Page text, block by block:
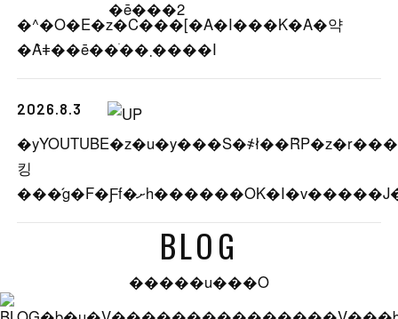
�^�O�E�z�C���[�A�I���K�A�약
�Ȃǂ��ē��ׂ��܂����I
2026.8.3
킹
BLOG
�����u���O